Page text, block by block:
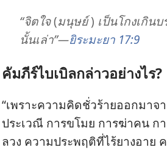
“จิตใจ(มนุษย์) เป็นโกงเกินบ
นั้นเล่า”—ยิระมะยา 17:9
คัมภีร์ไบเบิลกล่าวอย่างไร?
“เพราะความคิดชั่วร้ายออกมาจ
ประเวณี การขโมย การฆ่าคน ก
ลวง ความประพฤติที่ไร้ยางอาย